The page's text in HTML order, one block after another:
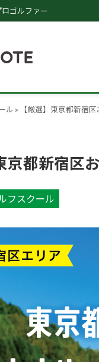
ゴルファー
ル » 【厳選】東京都新宿
京都新宿区
フスクール